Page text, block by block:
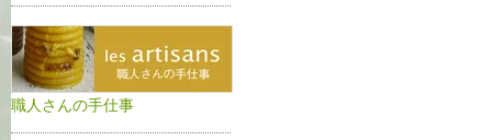
職人さんの手仕事